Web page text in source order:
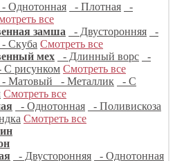
- Однотонная - Плотная
-
все
замша
- Двусторонняя
-
- Скуба Смотреть все
мех
- Длинный ворс
-
С рисунком Смотреть все
- Матовый - Металлик
- С
Смотреть все
- Однотонная
- Поливискоза
Смотреть все
- Двусторонняя
- Однотонная